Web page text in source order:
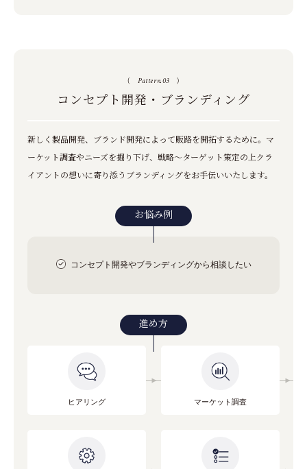
( Pattern.03)
コンセプト開発・ブランディング
新しく製品開発、ブランド開発によって販路を開拓するために。 マ
ーケット調査やニーズを掘り下げ、戦略～ターゲット策定の上クラ
イアントの想いに寄り添う ブランディングをお手伝いいたします。
お悩み例
コンセプト開発やブランディングから相談したい
進め方
ヒアリング マーケット調査